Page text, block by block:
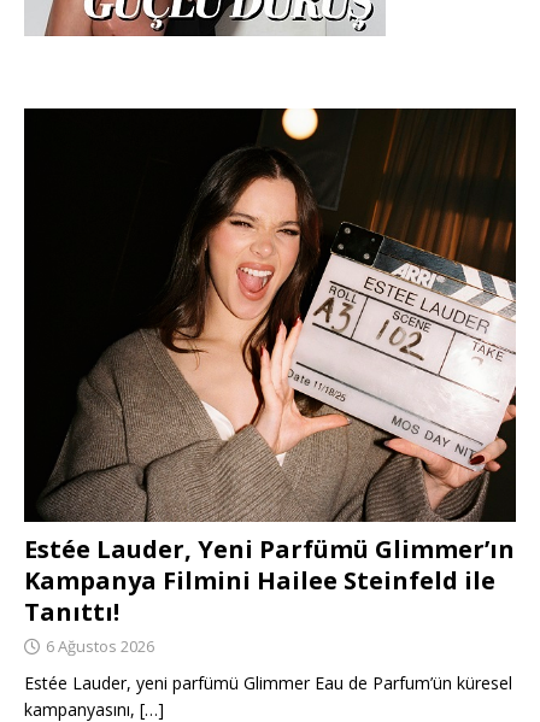
Estée Lauder, Yeni Parfümü Glimmer’ın
Kampanya Filmini Hailee Steinfeld ile
Tanıttı!
6 Ağustos 2026
Estée Lauder, yeni parfümü Glimmer Eau de Parfum’ün küresel
kampanyasını, […]